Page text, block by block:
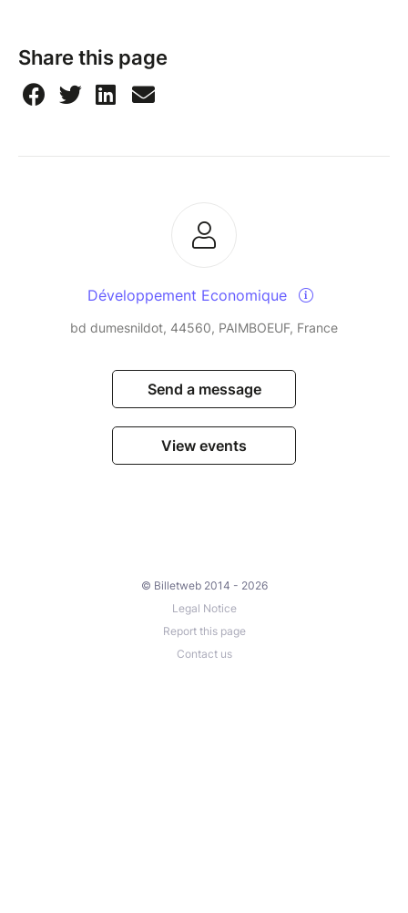
Share this page
Développement Economique
bd dumesnildot, 44560, PAIMBOEUF, France
Send a message
View events
© Billetweb 2014 - 2026
Legal Notice
Report this page
Contact us